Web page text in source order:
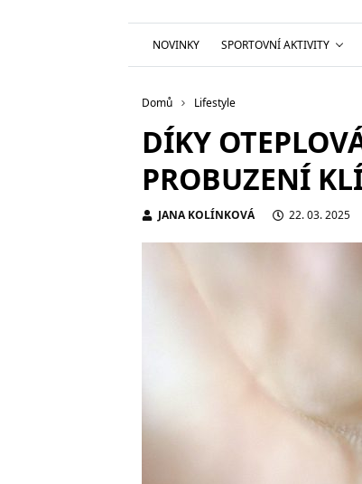
NOVINKY SPORTOVNÍ AKTIVITY
Domů Lifestyle
DÍKY
PROBUZENÍ
JANA KOLÍNKOVÁ 22. 03. 2025